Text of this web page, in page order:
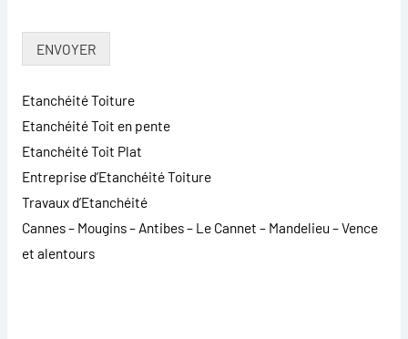
ENVOYER
Etanchéité Toiture
Etanchéité Toit en pente
Etanchéité Toit Plat
Entreprise d’Etanchéité Toiture
Travaux d’Etanchéité
Cannes – Mougins – Antibes – Le Cannet – Mandelieu – Vence
et alentours